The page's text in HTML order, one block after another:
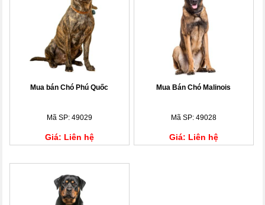
Mua bán Chó Phú Quốc
Mã SP: 49029
Giá: Liên hệ
Mua Bán Chó Malinois
Mã SP: 49028
Giá: Liên hệ